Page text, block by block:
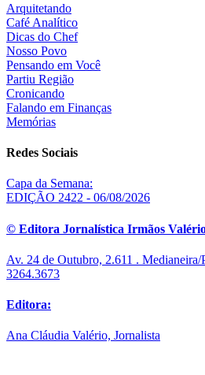
Arquitetando
Café Analítico
Dicas do Chef
Nosso Povo
Pensando em Você
Partiu Região
Cronicando
Falando em Finanças
Memórias
Redes Sociais
Capa da Semana:
EDIÇÃO 2422 - 06/08/2026
© Editora Jornalística Irmãos
Av. 24 de Outubro, 2.611 .
3264.3673
Editora:
Ana Cláudia Valério, Jornalista